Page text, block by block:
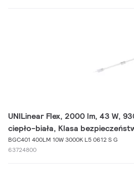
UNILinear Flex, 2000 lm, 43 W,
ciepło-biała, Klasa
BGC401 400LM 10W 3000K L5 0612 S G
63724800